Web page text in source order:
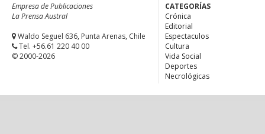
Empresa de Publicaciones
La Prensa Austral
Waldo Seguel 636, Punta Arenas, Chile
Tel. +56.61 220 40 00
© 2000-2026
CATEGORÍAS
Crónica
Editorial
Espectaculos
Cultura
Vida Social
Deportes
Necrológicas